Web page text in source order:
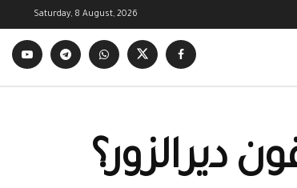
Saturday, 8 August, 2026
ديرالزور؟